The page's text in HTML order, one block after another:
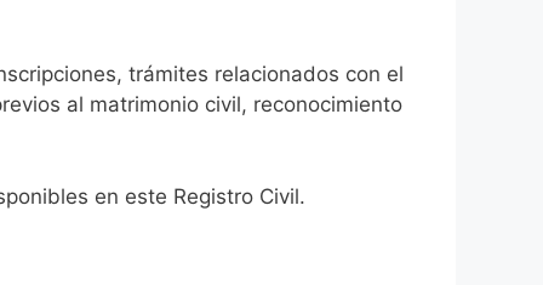
trámites relacionados con el
al matrimonio civil, reconocimiento
en este Registro Civil.​